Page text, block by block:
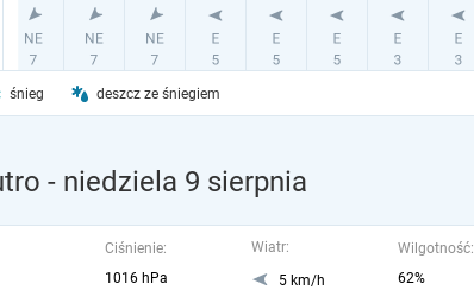
śnieg deszcz ze śniegiem
- niedziela 9 sierpnia
Ciśnienie:
1016 hPa
Wiatr:
5 km/h
Wilgotność:
62%